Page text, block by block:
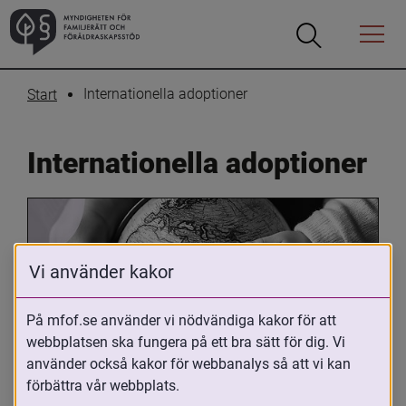
Öppna
Öppna
Menyn
Start Internationella adoptioner
Internationella adoptioner
Oavsett om du är adopterad,
adoptivförälder eller arbetar med
Vi använder kakor
På mfof.se använder vi nödvändiga kakor för att
webbplatsen ska fungera på ett bra sätt för dig. Vi
använder också kakor för webbanalys så att vi kan
förbättra vår webbplats.